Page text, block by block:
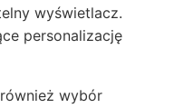
wyświetlacz.
personalizację
wybór